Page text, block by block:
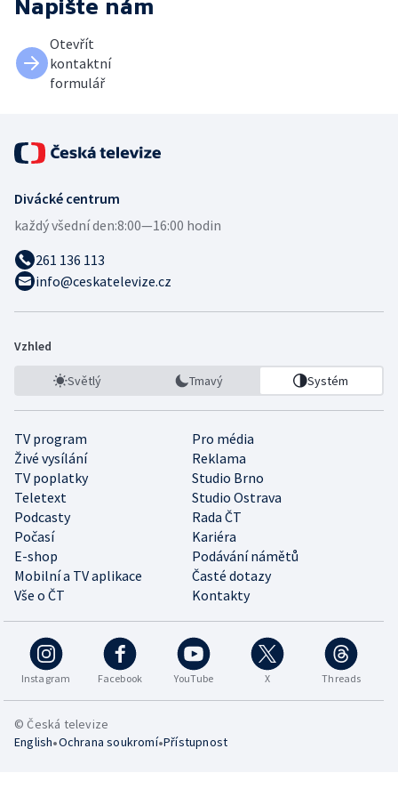
Napište nám
Otevřít
kontaktní
formulář
Divácké centrum
každý všední den:8:00—16:00 hodin
261 136 113
info@ceskatelevize.cz
Vzhled
Světlý Tmavý Systém
TV program
Pro média
Živé vysílání
Reklama
TV poplatky
Studio Brno
Teletext
Studio Ostrava
Podcasty
Rada ČT
Počasí
Kariéra
E-shop
Podávání námětů
Mobilní a TV aplikace
Časté dotazy
Vše o ČT
Kontakty
Instagram Facebook YouTube X Threads
© Česká televize
English•Ochrana soukromí•Přístupnost